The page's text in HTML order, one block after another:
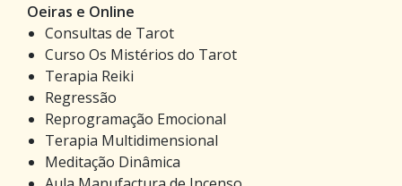
Oeiras e Online
Consultas de Tarot
Curso Os Mistérios do Tarot
Terapia Reiki
Regressão
Reprogramação Emocional
Terapia Multidimensional
Meditação Dinâmica